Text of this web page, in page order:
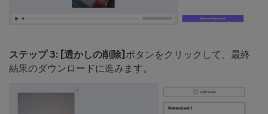
ステップ 3: [透かしの削除] ボタンをクリックして、最終
結果のダウンロードに進みます。